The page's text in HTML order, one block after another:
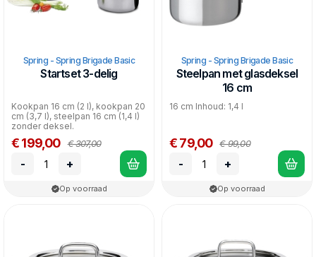
Spring - Spring Brigade Basic
Startset 3-delig
Kookpan 16 cm (2 l), kookpan 20
cm (3,7 l), steelpan 16 cm (1,4 l)
zonder deksel.
€ 199,00 € 307,00
- +
Op voorraad
Spring - Spring Brigade Basic
Steelpan met glasdeksel
16 cm
16 cm Inhoud: 1,4 l
€ 79,00 € 99,00
- +
Op voorraad